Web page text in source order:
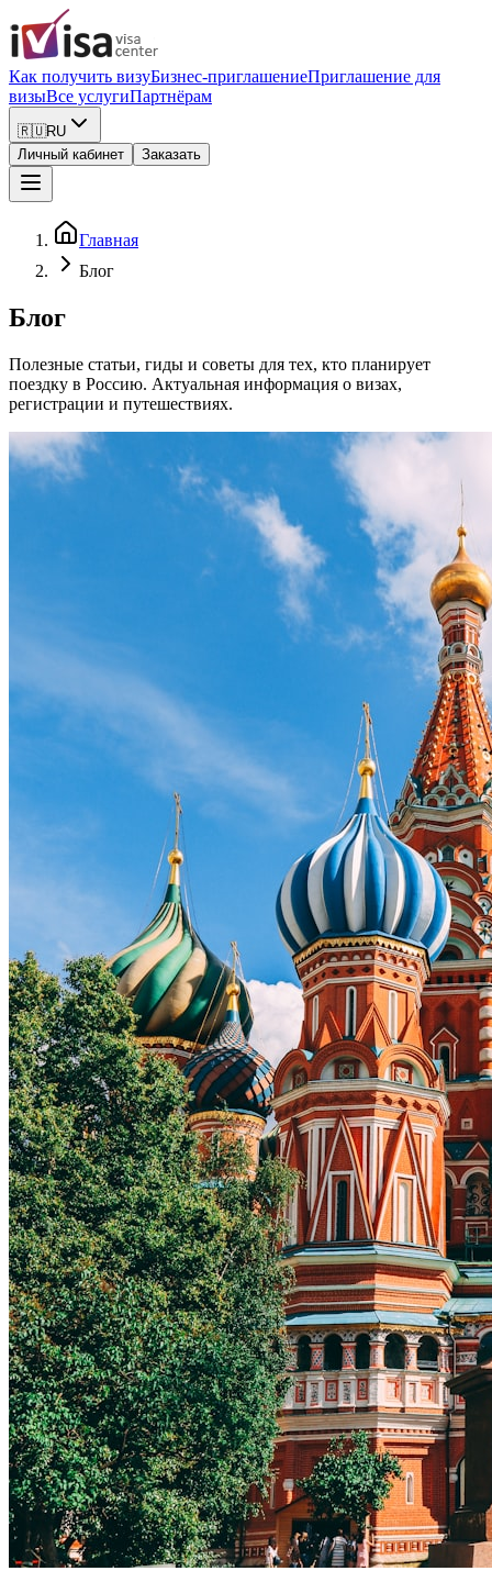
Как получить визуБизнес-приглашениеПриглашение для
визыВсе услугиПартнёрам
🇷🇺RU
Личный кабинет
Заказать
Главная
Блог
Блог
Полезные статьи, гиды и советы для тех, кто планирует
поездку в Россию. Актуальная информация о визах,
регистрации и путешествиях.